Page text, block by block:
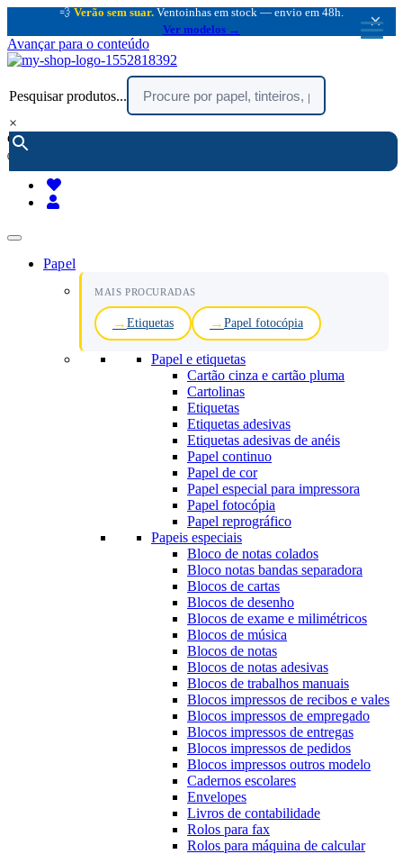
💨 Verão sem suar. Ventoinhas em stock — envio em 48h.
Ver modelos →
×
Avançar para o conteúdo
Pesquisar produtos...
×
encomendar por telefone :
(chamada rede fixa nacional)
Papel
MAIS PROCURADAS
Etiquetas Papel fotocópia
Papel e etiquetas
Cartão cinza e cartão pluma
Cartolinas
Etiquetas
Etiquetas adesivas
Etiquetas adesivas de anéis
Papel continuo
Papel de cor
Papel especial para impressora
Papel fotocópia
Papel reprográfico
Papeis especiais
Bloco de notas colados
Bloco notas bandas separadora
Blocos de cartas
Blocos de desenho
Blocos de exame e milimétricos
Blocos de música
Blocos de notas
Blocos de notas adesivas
Blocos de trabalhos manuais
Blocos impressos de recibos e vales
Blocos impressos de empregado
Blocos impressos de entregas
Blocos impressos de pedidos
Blocos impressos outros modelo
Cadernos escolares
Envelopes
Livros de contabilidade
Rolos para fax
Rolos para máquina de calcular